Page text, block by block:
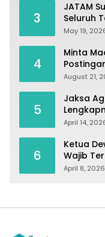
3
JATAM
Seluruh
Pesisir
May 19,
4
Minta
Emosi
August 21,
5
Jaksa
April 14,
6
Ketua
Wajib
Wartawan
April 8, 2026